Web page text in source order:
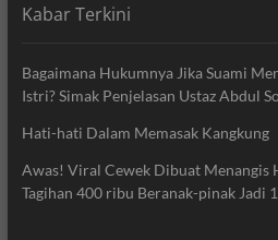
Kabar Terkini
Bagaimana Hukumnya Jika Suami
Istri? Simak Penjelasan Ustaz Abdul
Hati-hati Dalam Memasak Kangkung
Awas! Viral Cewek Dibuat Menangis
Tagihan 400 ribu Beranak-pinak Jadi